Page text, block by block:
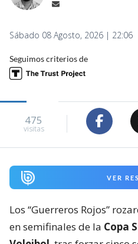
Sábado 08 Agosto, 2026 | 22:06
Seguimos criterios de
475
visitas
VER
Los “Guerreros Rojos”
en semifinales de la Copa